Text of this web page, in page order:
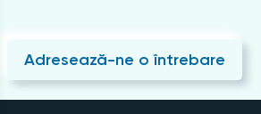
Adresează-ne o întrebare